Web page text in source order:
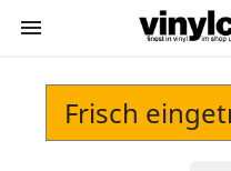

Frisch